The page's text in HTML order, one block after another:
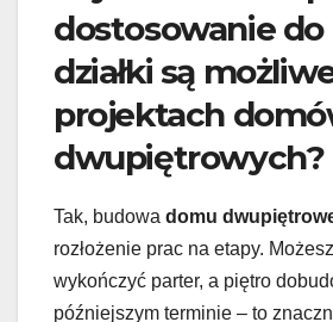
dostosowanie do
działki są
projektach
dwupiętrowych?
Tak, budowa domu
rozłożenie prac na etapy.
wykończyć parter, a piętro
późniejszym terminie – to